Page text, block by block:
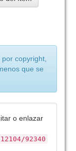
copyright,
que se
o enlazar
92340